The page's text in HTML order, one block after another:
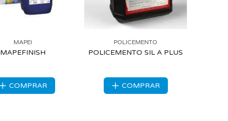
MAPEI
MAPEFINISH
COMPRAR
POLICEMENTO
POLICEMENTO SIL A PLUS
COMPRAR